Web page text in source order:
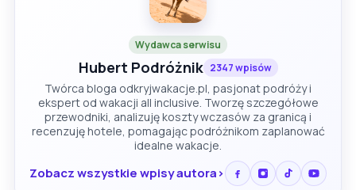
Wydawca serwisu
Hubert Podróżnik 2347 wpisów
Twórca bloga odkryjwakacje.pl, pasjonat podróży i
ekspert od wakacji all inclusive. Tworzę szczegółowe
przewodniki, analizuję koszty wczasów za granicą i
recenzuję hotele, pomagając podróżnikom zaplanować
idealne wakacje.
Zobacz wszystkie wpisy autora